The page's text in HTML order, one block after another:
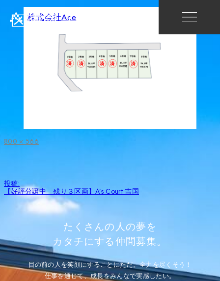
株式会社Ace
区画図（2025.11）
フ
800 × 566
投
稿
ナ
ョ
ン
投稿:
【好評分譲中 残り３区画】A’s Court 吉国
たくさんの人の夢を
カタチにする仲間募集。
目の前の人を笑顔にすることにただ、全力を尽くそう！
仕事を通じて、成長をみんなで実感したい。